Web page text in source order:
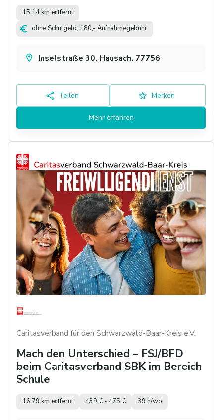
15,14 km entfernt
ohne Schulgeld, 180,- Aufnahmegebühr
Inselstraße 30, Hausach, 77756
Teilen Merken
Mehr erfahren
Caritasverband für den Schwarzwald-Baar-Kreis e.V.
Mach den Unterschied – FSJ/BFD
beim Caritasverband SBK im Bereich
Schule
16,79 km entfernt 439 € - 475 € 39 h/wo